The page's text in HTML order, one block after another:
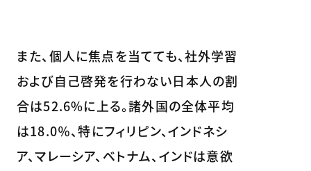
また、個人に焦点を当てても、社外学習
および自己啓発を行わない日本人の割
合は52.6%に上る。諸外国の全体平均
は18.0％、特にフィリピン、インドネシ
ア、マレーシア、ベトナム、インドは意欲